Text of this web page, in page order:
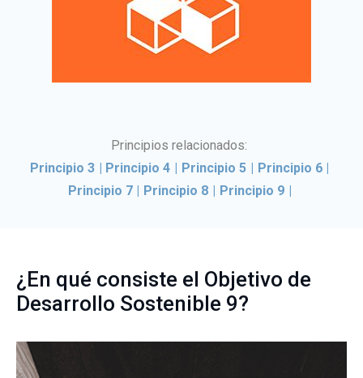
Principios relacionados:
Principio 3 | Principio 4 | Principio 5 | Principio 6 |
Principio 7 | Principio 8 | Principio 9 |
¿En qué consiste el Objetivo de
Desarrollo Sostenible 9?